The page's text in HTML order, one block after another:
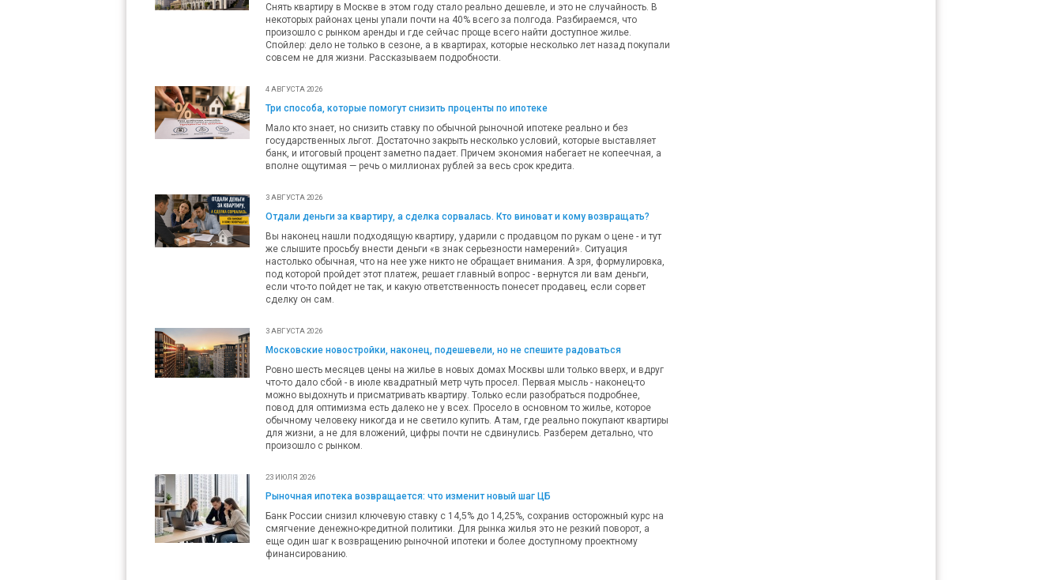
Снять квартиру в Москве в этом году стало реально дешевле, и это не случайность. В
некоторых районах цены упали почти на 40% всего за полгода. Разбираемся, что
произошло с рынком аренды и где сейчас проще всего найти доступное жилье.
Спойлер: дело не только в сезоне, а в квартирах, которые несколько лет назад покупали
совсем не для жизни. Рассказываем подробности.
4 АВГУСТА 2026
Три способа, которые помогут снизить проценты по ипотеке
Мало кто знает, но снизить ставку по обычной рыночной ипотеке реально и без
государственных льгот. Достаточно закрыть несколько условий, которые выставляет
банк, и итоговый процент заметно падает. Причем экономия набегает не копеечная, а
вполне ощутимая — речь о миллионах рублей за весь срок кредита.
3 АВГУСТА 2026
Отдали деньги за квартиру, а сделка сорвалась. Кто виноват и кому возвращать?
Вы наконец нашли подходящую квартиру, ударили с продавцом по рукам о цене - и тут
же слышите просьбу внести деньги «в знак серьезности намерений». Ситуация
настолько обычная, что на нее уже никто не обращает внимания. А зря, формулировка,
под которой пройдет этот платеж, решает главный вопрос - вернутся ли вам деньги,
если что-то пойдет не так, и какую ответственность понесет продавец, если сорвет
сделку он сам.
3 АВГУСТА 2026
Московские новостройки, наконец, подешевели, но не спешите радоваться
Ровно шесть месяцев цены на жилье в новых домах Москвы шли только вверх, и вдруг
что-то дало сбой - в июле квадратный метр чуть просел. Первая мысль - наконец-то
можно выдохнуть и присматривать квартиру. Только если разобраться подробнее,
повод для оптимизма есть далеко не у всех. Просело в основном то жилье, которое
обычному человеку никогда и не светило купить. А там, где реально покупают квартиры
для жизни, а не для вложений, цифры почти не сдвинулись. Разберем детально, что
произошло с рынком.
23 ИЮЛЯ 2026
Рыночная ипотека возвращается: что изменит новый шаг ЦБ
Банк России снизил ключевую ставку с 14,5% до 14,25%, сохранив осторожный курс на
смягчение денежно-кредитной политики. Для рынка жилья это не резкий поворот, а
еще один шаг к возвращению рыночной ипотеки и более доступному проектному
финансированию.